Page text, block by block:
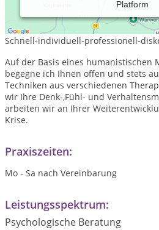
Platform
Ich biete Ihnen im geschützen
Unterstützung/Beratung in
Schnell-individuell-professionell-
Auf der Basis eines humanistischen
begegne ich Ihnen offen und stets
Techniken aus verschiedenen
wir Ihre Denk-,Fühl- und
arbeiten wir an Ihrer
Krise.
Praxiszeiten:
Mo - Sa nach Vereinbarung
Leistungsspektrum:
Psychologische Beratung